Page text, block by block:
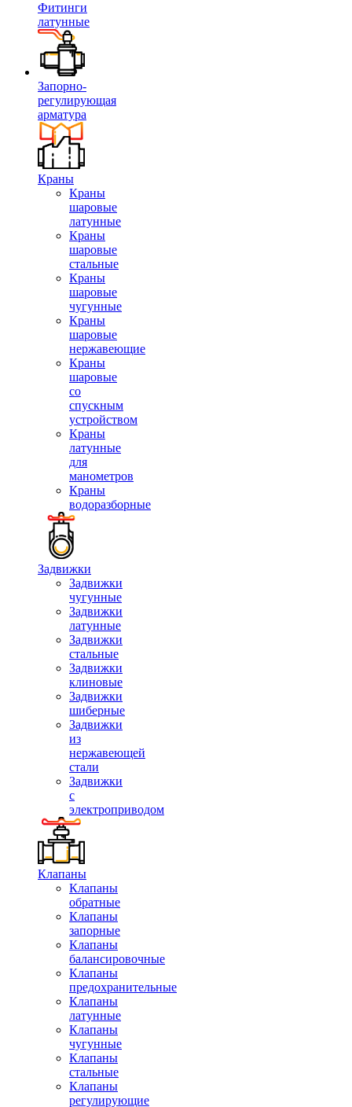
Фитинги
латунные
Запорно-
регулирующая
арматура
Краны
Краны
шаровые
латунные
Краны
шаровые
стальные
Краны
шаровые
чугунные
Краны
шаровые
нержавеющие
Краны
шаровые
со
спускным
устройством
Краны
латунные
для
манометров
Краны
водоразборные
Задвижки
Задвижки
чугунные
Задвижки
латунные
Задвижки
стальные
Задвижки
клиновые
Задвижки
шиберные
Задвижки
из
нержавеющей
стали
Задвижки
с
электроприводом
Клапаны
Клапаны
обратные
Клапаны
запорные
Клапаны
балансировочные
Клапаны
предохранительные
Клапаны
латунные
Клапаны
чугунные
Клапаны
стальные
Клапаны
регулирующие